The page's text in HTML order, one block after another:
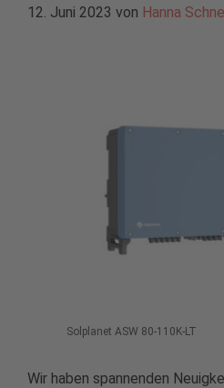
12. Juni 2023 von Hanna
Solplanet ASW 80-110K-LT
Wir haben spannenden